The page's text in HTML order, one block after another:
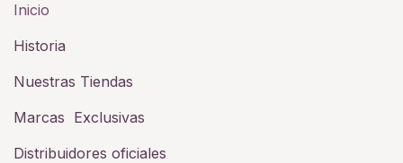
Inicio
Historia​
Nuestras Tiendas
Marcas Exclusivas
Distribuidores oficiales